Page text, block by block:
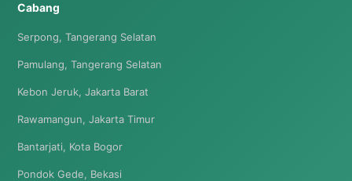
Cabang
Serpong, Tangerang Selatan
Pamulang, Tangerang Selatan
Kebon Jeruk, Jakarta Barat
Rawamangun, Jakarta Timur
Bantarjati, Kota Bogor
Pondok Gede, Bekasi